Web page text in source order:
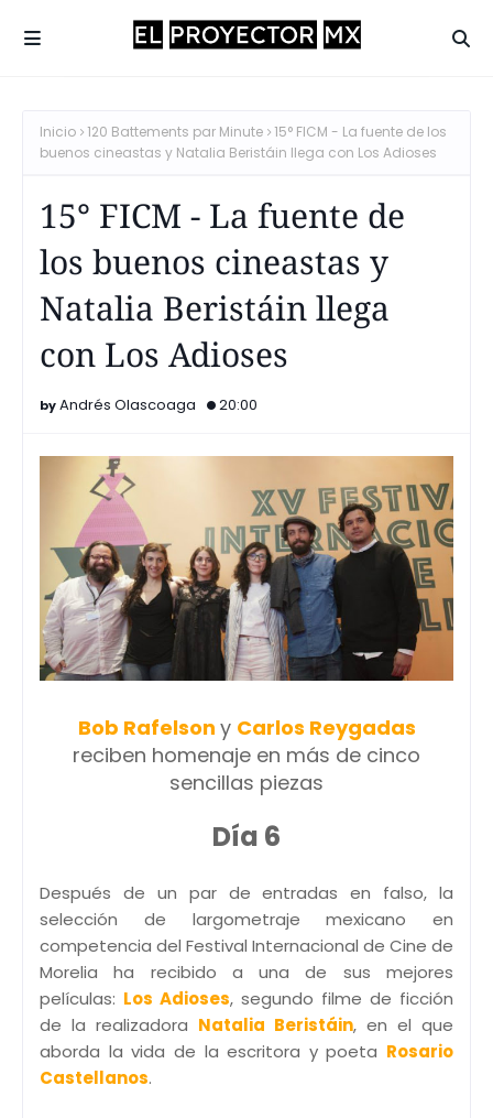
Inicio 120 Battements par Minute 15° FICM - La fuente de los
buenos cineastas y Natalia Beristáin llega con Los Adioses
15° FICM - La fuente de
los buenos cineastas y
Natalia Beristáin llega
con Los Adioses
Andrés Olascoaga 20:00
Bob Rafelson y Carlos Reygadas
reciben homenaje en más de cinco
sencillas piezas
Día 6
Después de un par de entradas en falso, la
selección de largometraje mexicano en
competencia del Festival Internacional de Cine de
Morelia ha recibido a una de sus mejores
películas: Los Adioses, segundo filme de ficción
de la realizadora Natalia Beristáin, en el que
aborda la vida de la escritora y poeta Rosario
Castellanos.